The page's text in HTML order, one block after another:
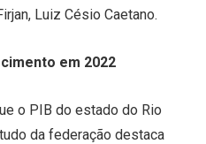
Luiz Césio Caetano.
em 2022
o PIB do estado do Rio
da federação destaca